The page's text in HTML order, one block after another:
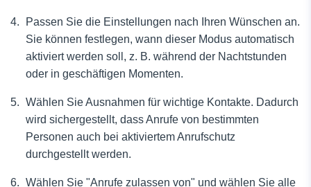
Passen Sie die Einstellungen nach Ihren Wünschen an.
Sie können festlegen, wann dieser Modus automatisch
aktiviert werden soll, z. B. während der Nachtstunden
oder in geschäftigen Momenten.
Wählen Sie Ausnahmen für wichtige Kontakte. Dadurch
wird sichergestellt, dass Anrufe von bestimmten
Personen auch bei aktiviertem Anrufschutz
durchgestellt werden.
Wählen Sie "Anrufe zulassen von" und wählen Sie alle